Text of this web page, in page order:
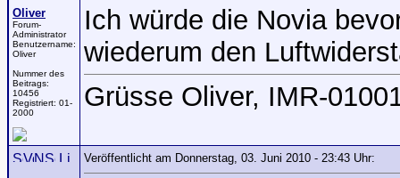
Oliver
Forum-
Administrator
Benutzername:
Oliver
Nummer des
Beitrags:
10456
Registriert: 01-
2000
Ich würde die Novia
wiederum den
Grüsse Oliver, IMR-
Veröffentlicht am Donnerstag, 03. Juni 2010 - 23:43 Uhr: